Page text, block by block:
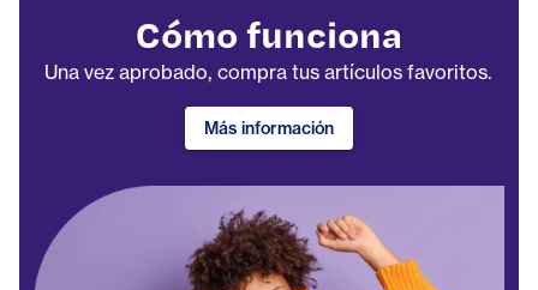
Cómo funciona
Una vez aprobado, compra tus artículos favoritos.
Más información